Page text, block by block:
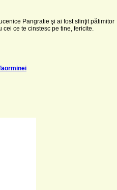
Pangratie şi ai fost sfinţit pătimitor
ce te cinstesc pe tine, fericite.